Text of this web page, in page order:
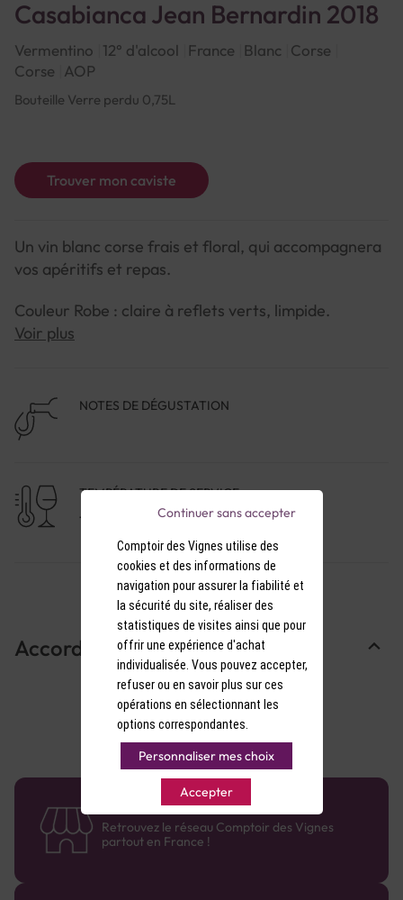
Casabianca Jean Bernardin 2018
Vermentino 12° d'alcool France Blanc Corse
Corse AOP
Bouteille Verre perdu 0,75L
Trouver mon caviste
Un vin blanc corse frais et floral, qui accompagnera
vos apéritifs et repas.
Couleur Robe : claire à reflets verts, limpide.
Saveurs Bouche : souple avec une bonne longueur, à
la fois nerveuse et douce. On retrouve le côté floral
Voir plus
NOTES DE DÉGUSTATION
TEMPÉRATURE DE SERVICE
11-12°C
Accords Mets & Vins
58 caves en France
Retrouvez le réseau Comptoir des Vignes
partout en France !
Comptoir des Vignes utilise des
cookies et des informations de
navigation pour assurer la fiabilité et
la sécurité du site, réaliser des
statistiques de visites ainsi que pour
offrir une expérience d'achat
individualisée. Vous pouvez accepter,
refuser ou en savoir plus sur ces
opérations en sélectionnant les
options correspondantes.
Personnaliser mes choix
Accepter
Continuer sans accepter